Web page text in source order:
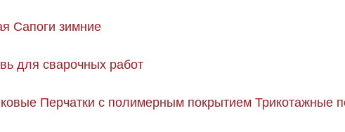
Сапоги зимние
для сварочных работ
Перчатки с полимерным покрытием Трикотажные